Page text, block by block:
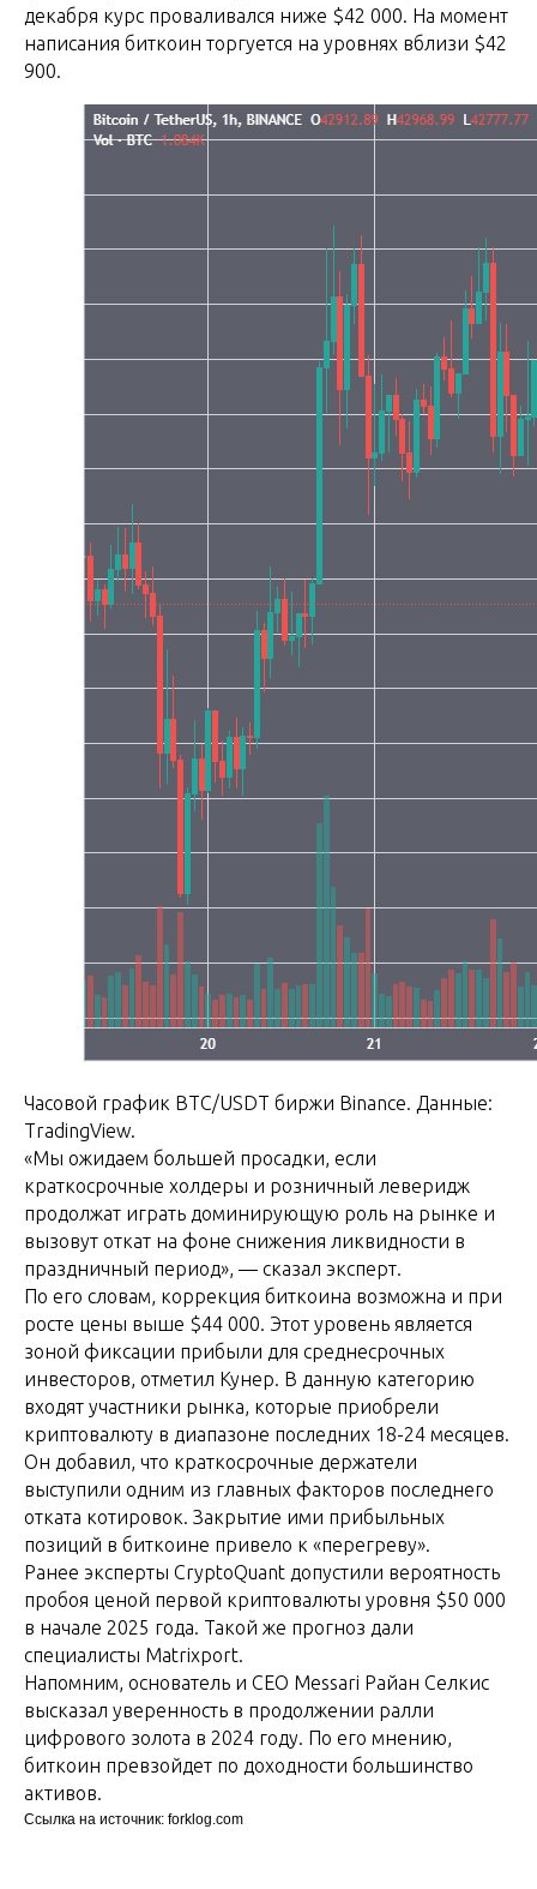
декабря курс проваливался ниже $42 000. На момент
написания биткоин торгуется на уровнях вблизи $42
900.
Часовой график BTC/USDT биржи Binance. Данные:
TradingView.
«Мы ожидаем большей просадки, если
краткосрочные холдеры и розничный леверидж
продолжат играть доминирующую роль на рынке и
вызовут откат на фоне снижения ликвидности в
праздничный период», — сказал эксперт.
По его словам, коррекция биткоина возможна и при
росте цены выше $44 000. Этот уровень является
зоной фиксации прибыли для среднесрочных
инвесторов, отметил Кунер. В данную категорию
входят участники рынка, которые приобрели
криптовалюту в диапазоне последних 18-24 месяцев.
Он добавил, что краткосрочные держатели
выступили одним из главных факторов последнего
отката котировок. Закрытие ими прибыльных
позиций в биткоине привело к «перегреву».
Ранее эксперты CryptoQuant допустили вероятность
пробоя ценой первой криптовалюты уровня $50 000
в начале 2025 года. Такой же прогноз дали
специалисты Matrixport.
Напомним, основатель и CEO Messari Райан Селкис
высказал уверенность в продолжении ралли
цифрового золота в 2024 году. По его мнению,
биткоин превзойдет по доходности большинство
активов.
Ссылка на источник: forklog.com